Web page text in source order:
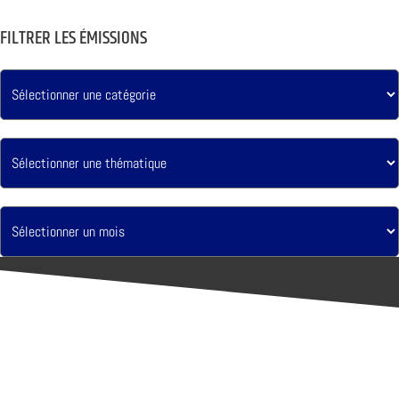
FILTRER LES ÉMISSIONS